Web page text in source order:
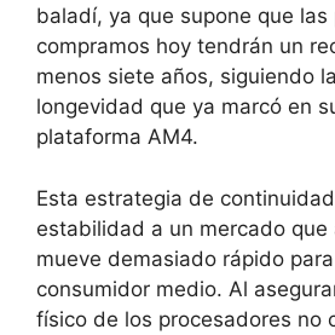
baladí, ya que supone que
compramos hoy tendrán un
menos siete años, siguiendo
longevidad que ya marcó en
plataforma AM4.
Esta estrategia de
estabilidad a un mercado que
mueve demasiado rápido
consumidor medio. Al
físico de los procesadores no